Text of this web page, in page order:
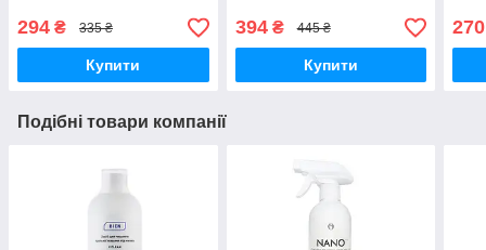
294 ₴ 335 ₴
Купити
394₴ 445 ₴
Купити
270
Подібні товари компанії